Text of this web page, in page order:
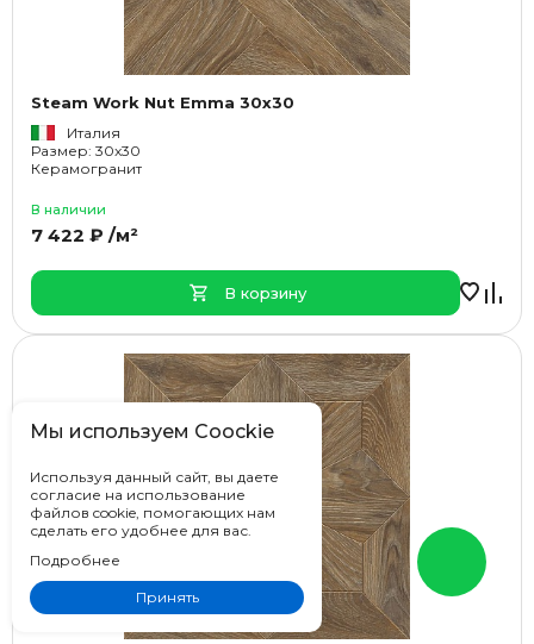
Steam Work Nut Emma 30x30
Италия
Размер: 30x30
Керамогранит
В наличии
7 422 ₽ /м²
В корзину
Мы используем Coockie
Используя данный сайт, вы даете
согласие на использование
файлов cookie, помогающих нам
сделать его удобнее для вас.
Подробнее
Принять